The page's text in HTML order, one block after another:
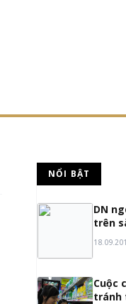
NỔI BẬT
1
DN
trên
2
Cuộc
tránh